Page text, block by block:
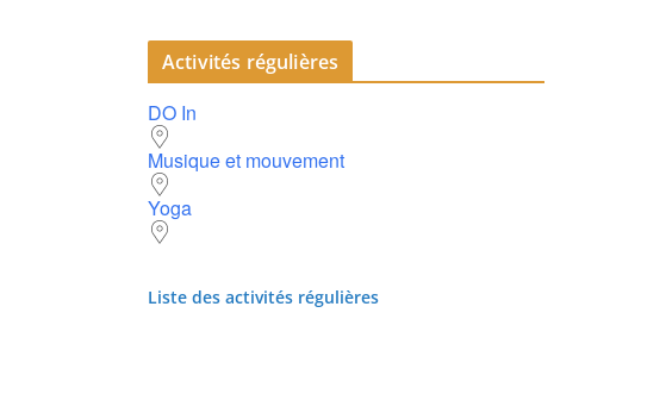
Activités régulières
DO In
Musique et mouvement
Yoga
Liste des activités régulières